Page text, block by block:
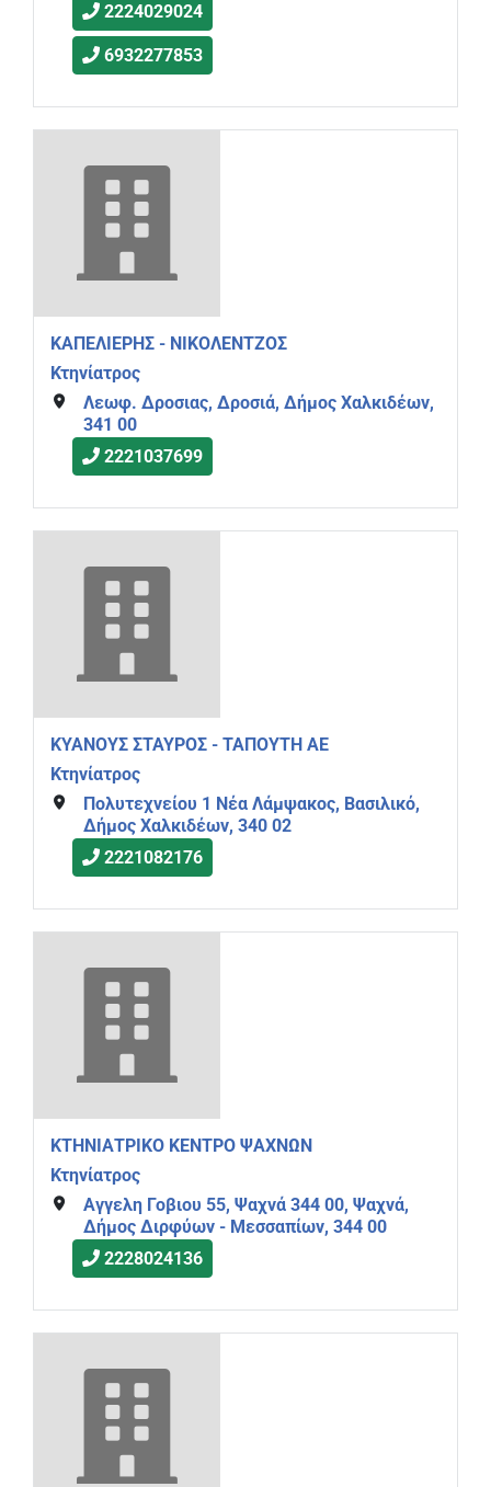
2224029024
6932277853
ΚΑΠΕΛΙΕΡΗΣ - ΝΙΚΟΛΕΝΤΖΟΣ
Κτηνίατρος
Λεωφ. Δροσιας, Δροσιά, Δήμος Χαλκιδέων,
341 00
2221037699
ΚΥΑΝΟΥΣ ΣΤΑΥΡΟΣ - ΤΑΠΟΥΤΗ ΑΕ
Κτηνίατρος
Πολυτεχνείου 1 Νέα Λάμψακος, Βασιλικό,
Δήμος Χαλκιδέων, 340 02
2221082176
ΚΤΗΝΙΑΤΡΙΚΟ ΚΕΝΤΡΟ ΨΑΧΝΩΝ
Κτηνίατρος
Αγγελη Γοβιου 55, Ψαχνά 344 00, Ψαχνά,
Δήμος Διρφύων - Μεσσαπίων, 344 00
2228024136